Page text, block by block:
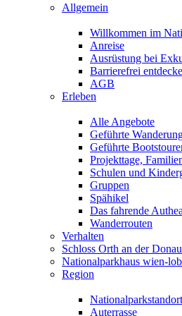
Allgemein
Willkommen im
Anreise
Ausrüstung bei
Barrierefrei
AGB
Erleben
Alle Angebote
Geführte
Geführte
Projekttage,
Schulen und
Gruppen
Spähikel
Das fahrende
Wanderrouten
Verhalten
Schloss Orth an der Donau
Nationalparkhaus wien-
Region
Auterrasse